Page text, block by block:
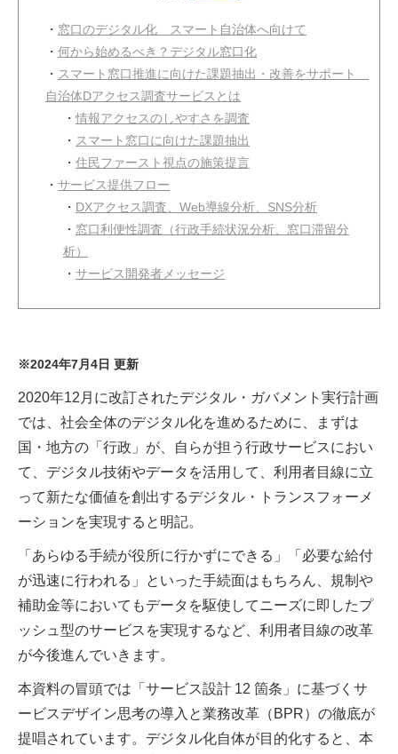
・ 窓口のデジタル化 スマート自治体へ向けて
・ 何から始めるべき？デジタル窓口化
・ スマート窓口推進に向けた課題抽出・改善をサポート
自治体Dアクセス調査サービスとは
・情報アクセスのしやすさを調査
・ スマート窓口に向けた課題抽出
・ 住民ファースト視点の施策提言
・ サービス提供フロー
・ DXアクセス調査、Web導線分析、SNS分析
・ 窓口利便性調査（行政手続状況分析、窓口滞留分
析）
・ サービス開発者メッセージ
※2024年7月4日 更新
2020年12月に改訂されたデジタル・ガバメント実行計画
では、社会全体のデジタル化を進めるために、まずは
国・地方の「行政」が、自らが担う行政サービスにおい
て、デジタル技術やデータを活用して、利用者目線に立
って新たな価値を創出するデジタル・トランスフォーメ
ーションを実現すると明記。
「あらゆる手続が役所に行かずにできる」「必要な給付
が迅速に行われる」といった手続面はもちろん、規制や
補助金等においてもデータを駆使してニーズに即したプ
ッシュ型のサービスを実現するなど、利用者目線の改革
が今後進んでいきます。
本資料の冒頭では「サービス設計 12 箇条」に基づくサ
ービスデザイン思考の導入と業務改革（BPR）の徹底が
提唱されています。デジタル化自体が目的化すると、本